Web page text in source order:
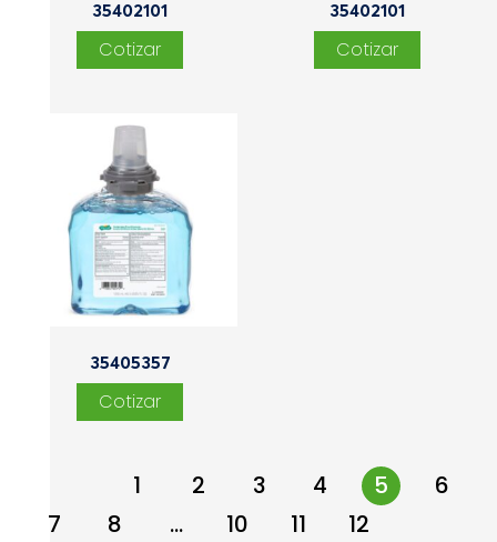
35402101 35402101
35405357
1 2 3 4 5
6
7
8 … 10 11 12